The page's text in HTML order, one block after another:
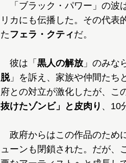
「ブラック・パワー」の波
リカにも伝播した。その代表
た フェラ・クティだ。
彼は「 黒人の解放 」のみな
脱」を訴え、家族や仲間たち
府との対立が激化したが、こ
抜けたゾンビ」と皮肉り 、10
政府からはこの作品のため
ューンも閉鎖された。だが、